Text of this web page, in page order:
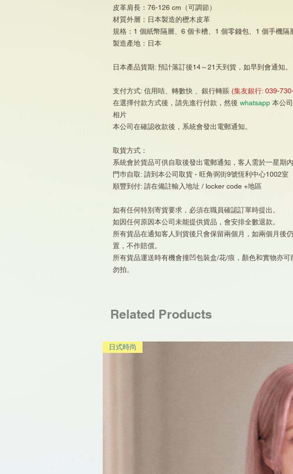
皮革肩長：76-126 cm（可調節）
材質外層：日本製造的櫪木皮革
規格：1 個紙幣隔層、6 個卡槽、1 個零錢包、1 個手機隔
製造產地：日本
日本產品貨期: 預計落訂後14～21天到貨，如早到會通知。
支付方式: 信用咭、轉數快 、銀行轉賬 (集友銀行: 039-
在選擇付款方式後，請先進行付款，然後 whatsapp 本公
相片
本公司在確認收款後，系統會發出電郵通知。
取貨方式：
系統會於貨品可供自取後發出電郵通知，客人需於一星期內
門巿自取: 請到本公司取貨 - 旺角弼街9號恆利中心1002室
順豐到付: 請在備註輸入地址 / locker code +地區
如有任何特別寄貨要求，必須在職員確認訂單時提出。
如因任何原因本公司未能提供貨品，會安排全數退款。
所有貨品在通知客人到貨後只會保留兩個月，如兩個月後
置，不作賠償。
所有貨品運送時有機會撞凹包裝盒/花/痕，顏色和實物亦
勿拍。
Related Products
日式時尚